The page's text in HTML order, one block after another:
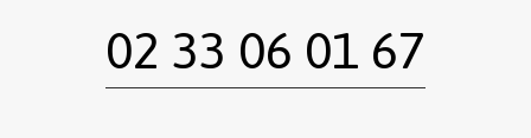
02 33 06 01 67